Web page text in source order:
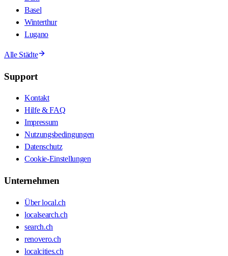
Basel
Winterthur
Lugano
Alle Städte
Support
Kontakt
Hilfe & FAQ
Impressum
Nutzungsbedingungen
Datenschutz
Cookie-Einstellungen
Unternehmen
Über local.ch
localsearch.ch
search.ch
renovero.ch
localcities.ch